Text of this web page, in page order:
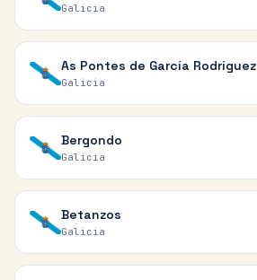
Galicia
As Pontes de García Rodríguez
Galicia
Bergondo
Galicia
Betanzos
Galicia